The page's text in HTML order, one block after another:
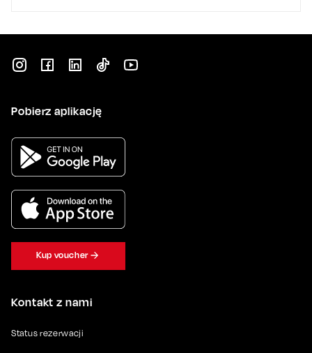
Kontakt z nami
Status rezerwacji
Pobierz aplikację
Kup voucher